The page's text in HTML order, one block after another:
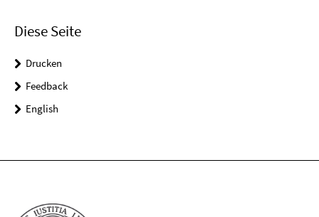
Diese Seite
Drucken
Feedback
English